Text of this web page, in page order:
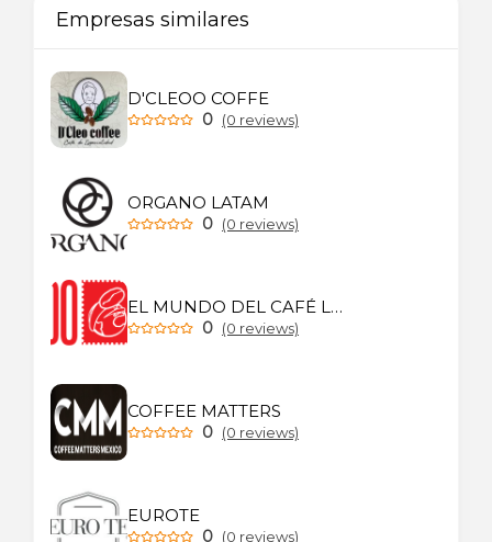
Empresas similares
D'CLEOO COFFE
0 (0 reviews)
ORGANO LATAM
0 (0 reviews)
EL MUNDO DEL CAFÉ LA REVISTA
0 (0 reviews)
COFFEE MATTERS
0 (0 reviews)
EUROTE
0 (0 reviews)